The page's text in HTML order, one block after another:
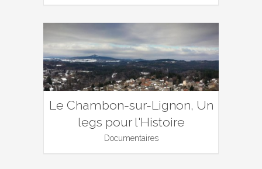
Le Chambon-sur-Lignon, Un
legs pour l'Histoire
Documentaires